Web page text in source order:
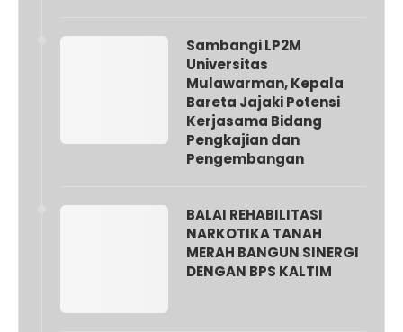
Sambangi LP2M
Universitas
Mulawarman, Kepala
Bareta Jajaki Potensi
Kerjasama Bidang
Pengkajian dan
Pengembangan
BALAI REHABILITASI
NARKOTIKA TANAH
MERAH BANGUN SINERGI
DENGAN BPS KALTIM